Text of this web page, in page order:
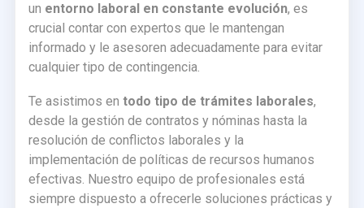
un entorno laboral en constante evolución, es
crucial contar con expertos que le mantengan
informado y le asesoren adecuadamente para evitar
cualquier tipo de contingencia.
Te asistimos en todo tipo de trámites laborales,
desde la gestión de contratos y nóminas hasta la
resolución de conflictos laborales y la
implementación de políticas de recursos humanos
efectivas. Nuestro equipo de profesionales está
siempre dispuesto a ofrecerle soluciones prácticas y